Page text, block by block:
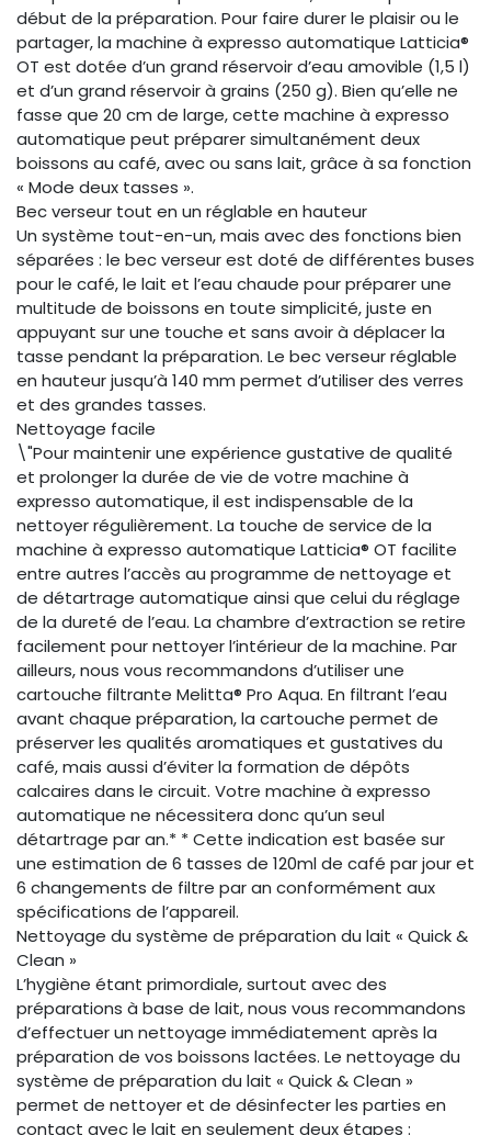
début de la préparation. Pour faire durer le plaisir ou le
partager, la machine à expresso automatique Latticia®
OT est dotée d’un grand réservoir d’eau amovible (1,5 l)
et d’un grand réservoir à grains (250 g). Bien qu’elle ne
fasse que 20 cm de large, cette machine à expresso
automatique peut préparer simultanément deux
boissons au café, avec ou sans lait, grâce à sa fonction
« Mode deux tasses ».
Bec verseur tout en un réglable en hauteur
Un système tout-en-un, mais avec des fonctions bien
séparées : le bec verseur est doté de différentes buses
pour le café, le lait et l’eau chaude pour préparer une
multitude de boissons en toute simplicité, juste en
appuyant sur une touche et sans avoir à déplacer la
tasse pendant la préparation. Le bec verseur réglable
en hauteur jusqu’à 140 mm permet d’utiliser des verres
et des grandes tasses.
Nettoyage facile
\"Pour maintenir une expérience gustative de qualité
et prolonger la durée de vie de votre machine à
expresso automatique, il est indispensable de la
nettoyer régulièrement. La touche de service de la
machine à expresso automatique Latticia® OT facilite
entre autres l’accès au programme de nettoyage et
de détartrage automatique ainsi que celui du réglage
de la dureté de l’eau. La chambre d’extraction se retire
facilement pour nettoyer l’intérieur de la machine. Par
ailleurs, nous vous recommandons d’utiliser une
cartouche filtrante Melitta® Pro Aqua. En filtrant l’eau
avant chaque préparation, la cartouche permet de
préserver les qualités aromatiques et gustatives du
café, mais aussi d’éviter la formation de dépôts
calcaires dans le circuit. Votre machine à expresso
automatique ne nécessitera donc qu’un seul
détartrage par an.* * Cette indication est basée sur
une estimation de 6 tasses de 120ml de café par jour et
6 changements de filtre par an conformément aux
spécifications de l’appareil.
Nettoyage du système de préparation du lait « Quick &
Clean »
L’hygiène étant primordiale, surtout avec des
préparations à base de lait, nous vous recommandons
d’effectuer un nettoyage immédiatement après la
préparation de vos boissons lactées. Le nettoyage du
système de préparation du lait « Quick & Clean »
permet de nettoyer et de désinfecter les parties en
contact avec le lait en seulement deux étapes :